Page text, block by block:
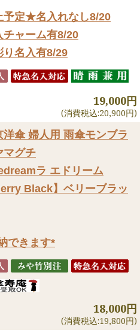
予定★名入れなし8/20
チャーム有8/20
り名入有8/29
19,000円
(消費税込:20,900円)
洋傘 婦人用 雨傘モンブラ
マグチ
ラ エドリーム
Black】ベリーブラッ
できます*
18,000円
(消費税込:19,800円)